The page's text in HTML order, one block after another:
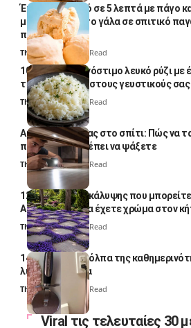
Έτοιμο παγωτό σε 5 λεπτά με πάγο
μετατρέψετε το γάλα σε σπιτικό
παγωτομηχανή
Thali Ombre 4 Min Read
10 φορές ποιο νόστιμο λευκό ρύζι με
το απογειώσει στους γευστικούς
Thali Ombre4 Min Read
Αυγά κατσαρίδας στο σπίτι: Πώς να
ποια σημεία πρέπει να ψάξετε
Thali Ombre4 Min Read
12 φυτά εδαφοκάλυψης που
Αύγουστο για να έχετε χρώμα στον
Thali Ombre7 Min Read
14 πανέξυπνα κόλπα της
λύσουν τα χέρια
Thali Ombre 6 Min Read
Viral τις τελευταίες 30